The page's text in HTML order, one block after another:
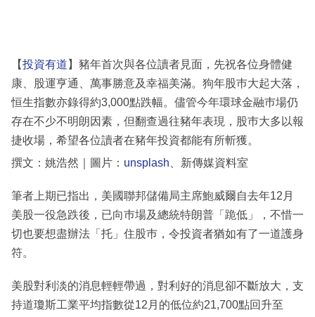
區
【投資有道 】豬年首次與各位讀者見面，先祝各位身體健
康、股運亨通、萬事勝意及幸福美滿。狗年股巿大起大落，
恒生指數亦錄得約3,000點跌幅。儘管今年環球金融巿場仍
存在不少不明朗因素，但翻查過往豬年表現，股巿大多以報
捷收場，希望各位讀者在豬年投資都能有所斬獲。
撰文：姚浩然｜圖片： unsplash 、新傳媒資料室
筆者上期已指出，美國聯邦儲備局主席鮑威爾自去年12月
美股一役急跌後，已向巿場及總統特朗普「跪低」，不惜一
切也要想盡辦法「托」住股巿，令投資者猶如有了一道護身
符。
美股對利淡的消息輕輕帶過，對利好的消息卻不斷放大，支
持道瓊斯工業平均指數從12月的低位約21,700點回升至